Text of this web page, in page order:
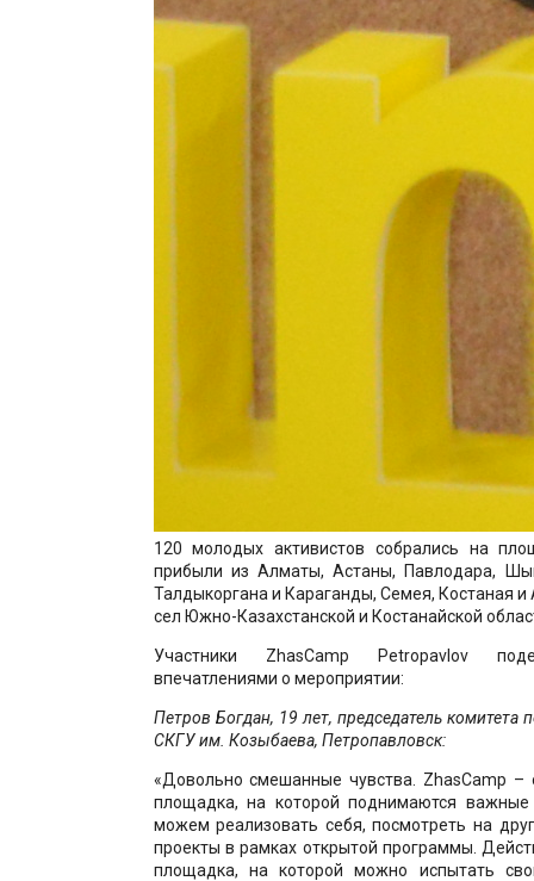
120 молодых активистов собрались на
прибыли из Алматы, Астаны, Павлодара,
Талдыкоргана и Караганды, Семея, Костаная и
сел Южно-Казахстанской и Костанайской
Участники ZhasCamp Petropavlov
впечатлениями о мероприятии:
Петров Богдан, 19 лет, председатель комитета
СКГУ им. Козыбаева, Петропавловск:
«Довольно смешанные чувства. ZhasCamp –
площадка, на которой поднимаются
можем реализовать себя, посмотреть на
проекты в рамках открытой программы.
площадка, на которой можно испытать